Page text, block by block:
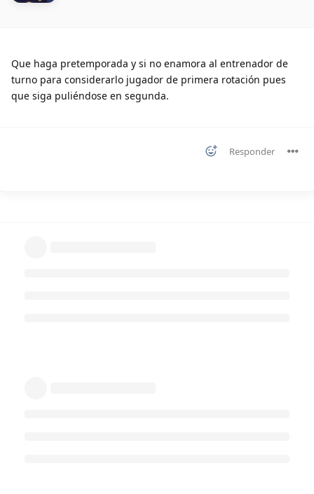
Que haga pretemporada y si no enamora al entrenador de
turno para considerarlo jugador de primera rotación pues
que siga puliéndose en segunda.
Responder